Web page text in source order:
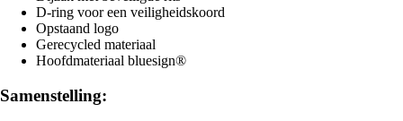
D-ring voor een veiligheidskoord
Opstaand logo
Gerecycled materiaal
Hoofdmateriaal bluesign®
Samenstelling: